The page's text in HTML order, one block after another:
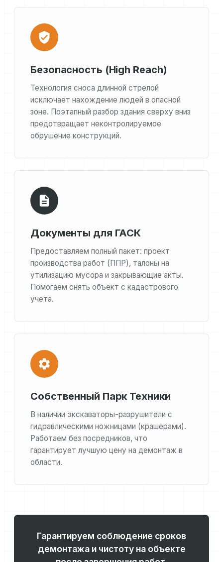
Безопасность (High Reach)
Технология сноса длинной стрелой
исключает нахождение людей в опасной
зоне. Поэтапный разбор здания сверху вниз
предотвращает неконтролируемое
обрушение конструкций.
Документы для ГАСК
Предоставляем полный пакет: проект
производства работ (ППР), талоны на
утилизацию мусора и закрывающие акты.
Помогаем снять объект с кадастрового
учета.
Собственный Парк Техники
В наличии экскаваторы-разрушители с
гидравлическими ножницами (крашерами).
Работаем без посредников, что
гарантирует лучшую цену на демонтаж в
области.
Гарантируем соблюдение сроков
демонтажа и чистоту на объекте